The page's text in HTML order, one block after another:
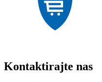
Kontaktirajte nas